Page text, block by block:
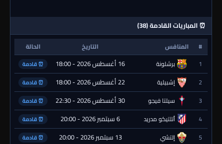
⏰ المباريات القادمة (38)
# المنافس التاريخ
الحالة
1
برشلونة 16 أغسطس 2026 - 18:00 ⏰ قادمة
2 إشبيلية 22 أغسطس 2026 - 18:00 ⏰ قادمة
3 سيلتا فيجو 30 أغسطس 2026 - 22:30 ⏰ قادمة
4 أتلتيكو مدريد 6 سبتمبر 2026 - 20:00 ⏰ قادمة
5 إلتشي 13 سبتمبر 2026 - 20:00 ⏰ قادمة